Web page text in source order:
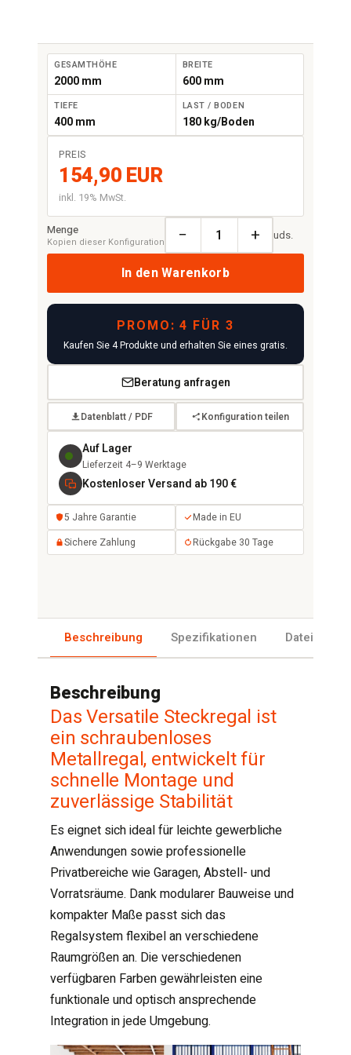
GESAMTHÖHE
2000 mm
BREITE
600 mm
TIEFE
400 mm
LAST / BODEN
180 kg/Boden
PREIS
154,90 EUR
inkl. 19% MwSt.
Menge
Kopien dieser Konfiguration − + uds.
In den Warenkorb
PROMO: 4 FÜR 3
Kaufen Sie 4 Produkte und erhalten Sie eines gratis.
Beratung anfragen
Datenblatt / PDF Konfiguration teilen
Auf Lager
Lieferzeit 4–9 Werktage
Kostenloser Versand ab 190 €
5 Jahre Garantie
Made in EU
Sichere Zahlung
Rückgabe 30 Tage
Beschreibung Spezifikationen Dateien
Beschreibung
Das Versatile Steckregal ist
ein schraubenloses
Metallregal, entwickelt für
schnelle Montage und
zuverlässige Stabilität
Es eignet sich ideal für leichte gewerbliche
Anwendungen sowie professionelle
Privatbereiche wie Garagen, Abstell- und
Vorratsräume. Dank modularer Bauweise und
kompakter Maße passt sich das
Regalsystem flexibel an verschiedene
Raumgrößen an. Die verschiedenen
verfügbaren Farben gewährleisten eine
funktionale und optisch ansprechende
Integration in jede Umgebung.